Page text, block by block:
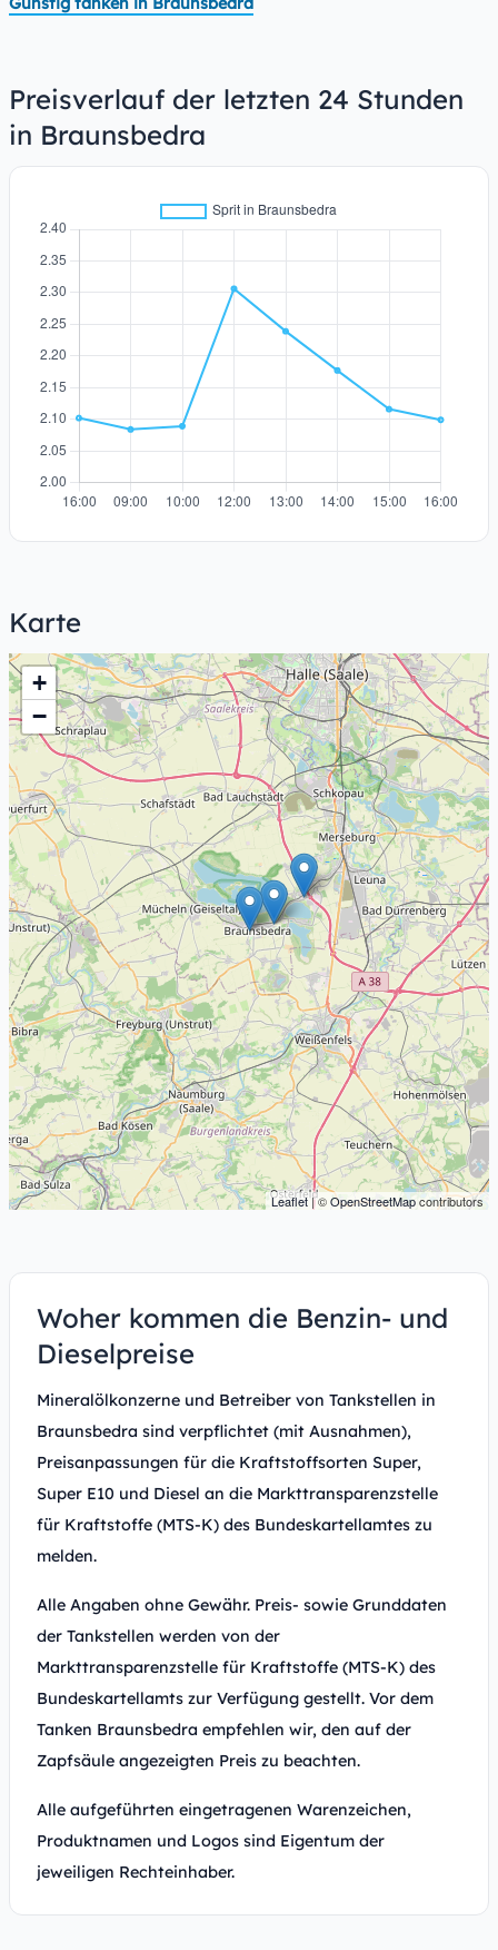
Preisverlauf der letzten 24 Stunden
in Braunsbedra
Karte
+
−
Leaflet| ©OpenStreetMapcontributors
Woher kommen die Benzin- und
Dieselpreise
Mineralölkonzerne und Betreiber von Tankstellen in
Braunsbedra sind verpflichtet (mit Ausnahmen),
Preisanpassungen für die Kraftstoffsorten Super,
Super E10 und Diesel an die Markttransparenzstelle
für Kraftstoffe (MTS-K) des Bundeskartellamtes zu
melden.
Alle Angaben ohne Gewähr. Preis- sowie Grunddaten
der Tankstellen werden von der
Markttransparenzstelle für Kraftstoffe (MTS-K) des
Bundeskartellamts zur Verfügung gestellt. Vor dem
Tanken Braunsbedra empfehlen wir, den auf der
Zapfsäule angezeigten Preis zu beachten.
Alle aufgeführten eingetragenen Warenzeichen,
Produktnamen und Logos sind Eigentum der
jeweiligen Rechteinhaber.